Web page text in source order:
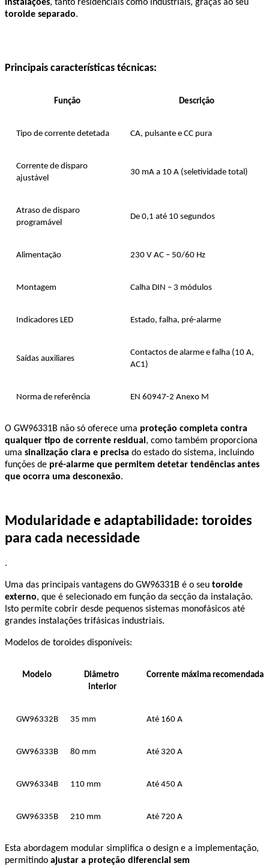
instalações
toroide separado.
Principais características técnicas:
Função Descrição
Tipo de corrente detetada CA, pulsante e CC pura
Corrente de disparo
ajustável
30 mA a 10 A (seletividade total)
Atraso de disparo
programável
De 0,1 até 10 segundos
Alimentação 230 V AC – 50/60 Hz
Montagem Calha DIN – 3 módulos
Indicadores LED Estado, falha, pré-alarme
Saídas auxiliares
Contactos de alarme e falha (10 A,
AC1)
Norma de referência EN 60947-2 Anexo M
O GW96331B não só oferece uma proteção completa contra
qualquer tipo de corrente residual , como também proporciona
uma sinalização clara e precisa do estado do sistema, incluindo
funções de pré-alarme que permitem detetar tendências antes
que ocorra uma desconexão.
Modularidade e adaptabilidade: toroides
para cada necessidade
.
Uma das principais vantagens do GW96331B é o seu toroide
externo, que é selecionado em função da secção da instalação.
Isto permite cobrir desde pequenos sistemas monofásicos até
grandes instalações trifásicas industriais.
Modelos de toroides disponíveis:
Modelo
Diâmetro
interior
Corrente máxima recomendada
GW96332B 35 mm Até 160 A
GW96333B 80 mm Até 320 A
GW96334B 110 mm Até 450 A
GW96335B 210 mm Até 720 A
Esta abordagem modular simplifica o design e a implementação,
permitindo ajustar a proteção diferencial sem